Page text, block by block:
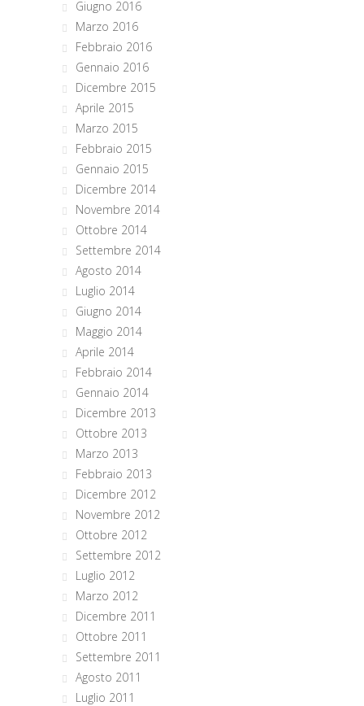
Giugno 2016
Marzo 2016
Febbraio 2016
Gennaio 2016
Dicembre 2015
Aprile 2015
Marzo 2015
Febbraio 2015
Gennaio 2015
Dicembre 2014
Novembre 2014
Ottobre 2014
Settembre 2014
Agosto 2014
Luglio 2014
Giugno 2014
Maggio 2014
Aprile 2014
Febbraio 2014
Gennaio 2014
Dicembre 2013
Ottobre 2013
Marzo 2013
Febbraio 2013
Dicembre 2012
Novembre 2012
Ottobre 2012
Settembre 2012
Luglio 2012
Marzo 2012
Dicembre 2011
Ottobre 2011
Settembre 2011
Agosto 2011
Luglio 2011